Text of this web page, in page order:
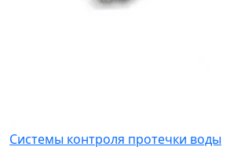
Системы контроля протечки воды